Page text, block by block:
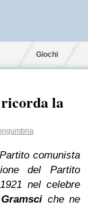
Giochi
la
comunista
del Partito
nel celebre
che ne